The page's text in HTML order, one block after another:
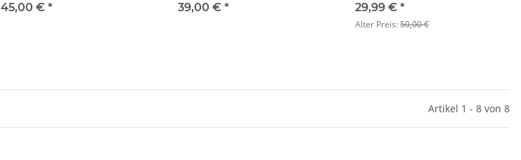
45,00 € *
39,00 € *
29,99 € *
Alter Preis:50,00 €
Artikel 1 - 8 von 8